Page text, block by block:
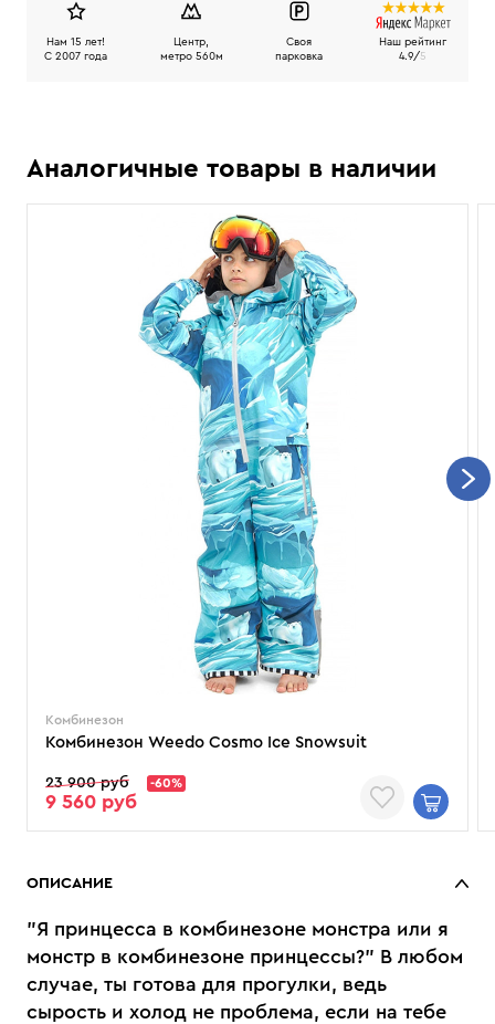
Нам 15 лет!
C 2007 года
Центр,
метро 560м
Своя
парковка
Наш рейтинг
4.9/5
Аналогичные товары в наличии
Комбинезон
Комбинезон Weedo Cosmo Ice Snowsuit
23 900 руб -60%
9 560 руб
ОПИСАНИЕ
"Я принцесса в комбинезоне монстра или я
монстр в комбинезоне принцессы?" В любом
случае, ты готова для прогулки, ведь
сырость и холод не проблема, если на тебе